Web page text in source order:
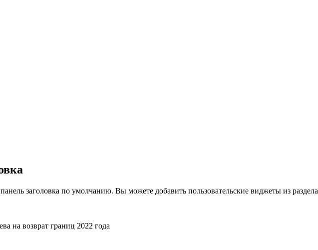
заголовка по умолчанию. Вы можете добавить пользовательские виджеты из раздела
на возврат границ 2022 года